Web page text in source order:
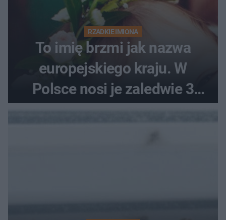
RZADKIE IMIONA
To imię brzmi jak nazwa
europejskiego kraju. W
Polsce nosi je zaledwie 3